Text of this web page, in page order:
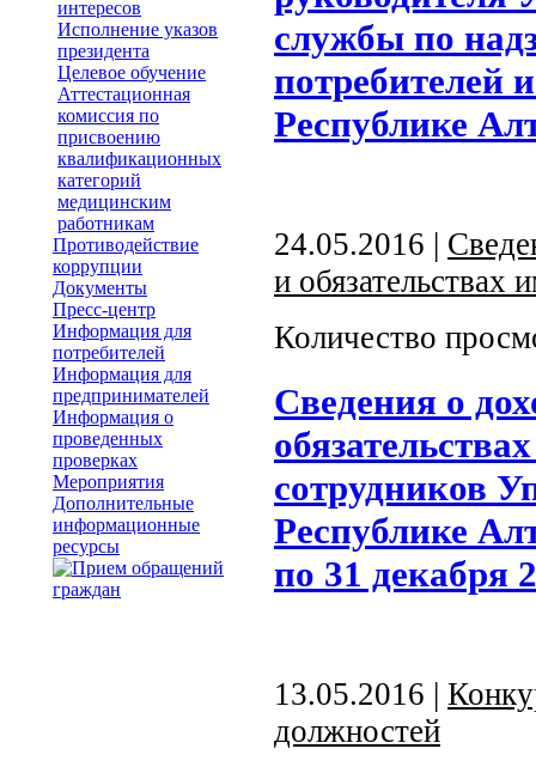
интересов
Исполнение указов
президента
Целевое обучение
Аттестационная
комиссия по
присвоению
квалификационных
категорий
медицинским
работникам
Противодействие
коррупции
Документы
Пресс-центр
Информация для
потребителей
Информация для
предпринимателей
Информация о
проведенных
проверках
Мероприятия
Дополнительные
информационные
ресурсы
службы по
потребителей
Республике
24.05.2016 |
и обязательствах
Количество
Сведения о
сотрудников
Республике
по 31 декабря
13.05.2016 |
должностей